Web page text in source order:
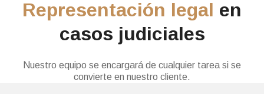
Representación legal en
casos judiciales
Nuestro equipo se encargará de cualquier tarea si se
convierte en nuestro cliente.